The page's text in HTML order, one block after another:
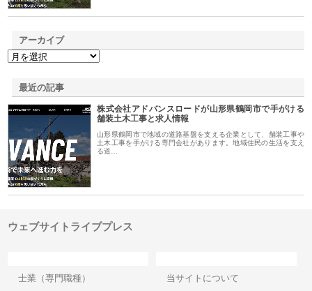
アーカイブ
最近の記事
株式会社アドバンスロードが山形県鶴岡市で手がける
舗装土木工事と求人情報
山形県鶴岡市で地域の道路基盤を支える企業として、舗装工事や
土木工事を手がける専門会社があります。地域住民の生活を支え
る道…
ウェブサイトライブプレス
士業（専門職種）
当サイトについて